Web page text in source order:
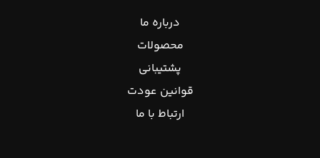
درباره ما
محصولات
پشتیبانی
قوانین عودت
ارتباط با ما